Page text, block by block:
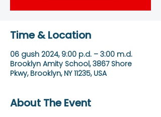
Time & Location
06 gush 2024, 9:00 p.d. – 3:00 m.d.
Brooklyn Amity School, 3867 Shore
Pkwy, Brooklyn, NY 11235, USA
About The Event